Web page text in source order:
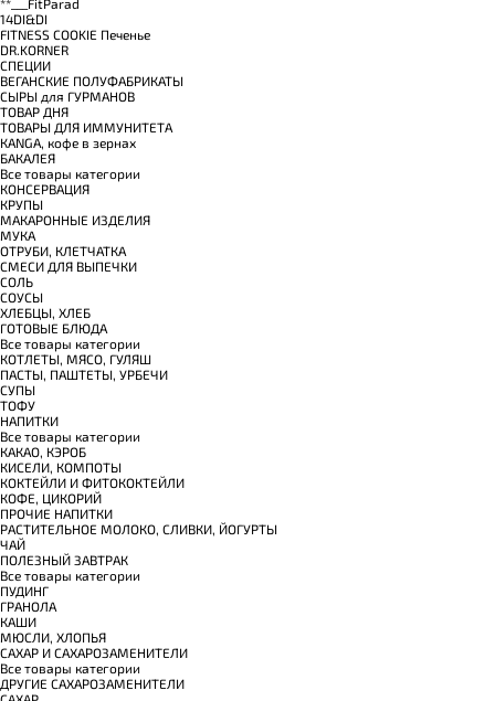
14DI&DI
FITNESS COOKIE Печенье
DR.KORNER
СПЕЦИИ
ВЕГАНСКИЕ ПОЛУФАБРИКАТЫ
СЫРЫ для ГУРМАНОВ
TОВАР ДНЯ
TОВАРЫ ДЛЯ ИММУНИТЕТА
КANGA, кофе в зернах
БАКАЛЕЯ
Все товары категории
КОНСЕРВАЦИЯ
КРУПЫ
МАКАРОННЫЕ ИЗДЕЛИЯ
МУКА
ОТРУБИ, КЛЕТЧАТКА
СМЕСИ ДЛЯ ВЫПЕЧКИ
СОЛЬ
СОУСЫ
ХЛЕБЦЫ, ХЛЕБ
ГОТОВЫЕ БЛЮДА
Все товары категории
КОТЛЕТЫ, МЯСО, ГУЛЯШ
ПАСТЫ, ПАШТЕТЫ, УРБЕЧИ
СУПЫ
ТОФУ
НАПИТКИ
Все товары категории
КАКАО, КЭРОБ
КИСЕЛИ, КОМПОТЫ
КОКТЕЙЛИ И ФИТОКОКТЕЙЛИ
КОФЕ, ЦИКОРИЙ
ПРОЧИЕ НАПИТКИ
РАСТИТЕЛЬНОЕ МОЛОКО, СЛИВКИ, ЙОГУРТЫ
ЧАЙ
ПОЛЕЗНЫЙ ЗАВТРАК
Все товары категории
ПУДИНГ
ГРАНОЛА
КАШИ
МЮСЛИ, ХЛОПЬЯ
САХАР И САХАРОЗАМЕНИТЕЛИ
Все товары категории
ДРУГИЕ САХАРОЗАМЕНИТЕЛИ